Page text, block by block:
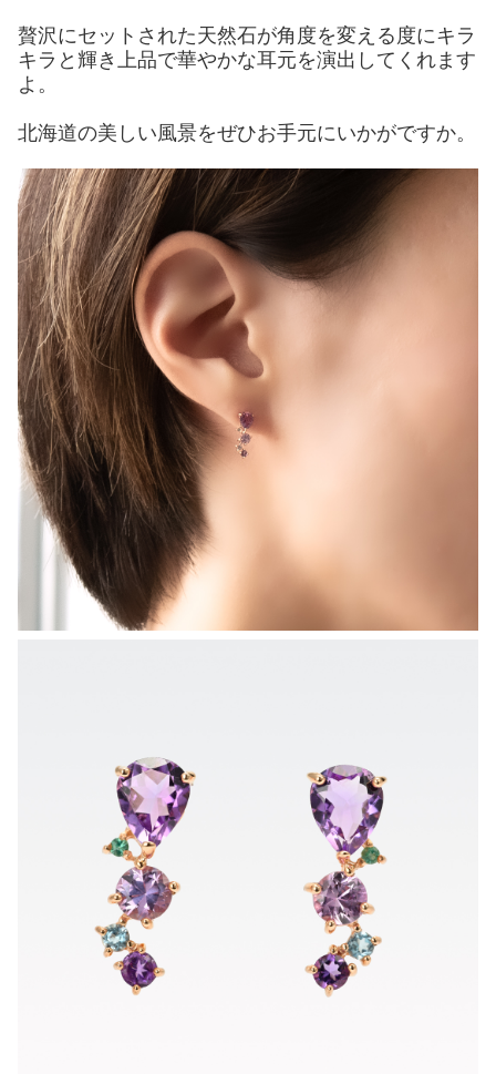
贅沢にセットされた天然石が角度を変える度にキラ
キラと輝き上品で華やかな耳元を演出してくれます
よ。
北海道の美しい風景をぜひお手元にいかがですか。